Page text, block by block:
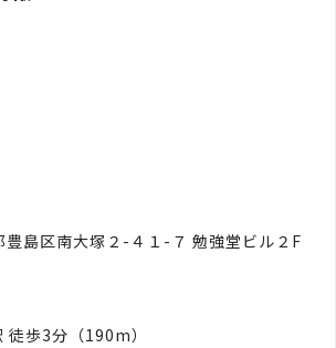
島区南大塚２-４１-７ 勉強堂ビル２F
歩3分（190m）